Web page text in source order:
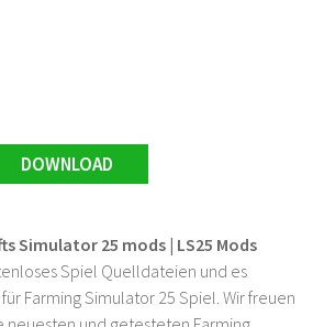
DOWNLOAD
Simulator 25 mods | LS25 Mods
Spiel Quelldateien und es
Farming Simulator 25 Spiel. Wir freuen